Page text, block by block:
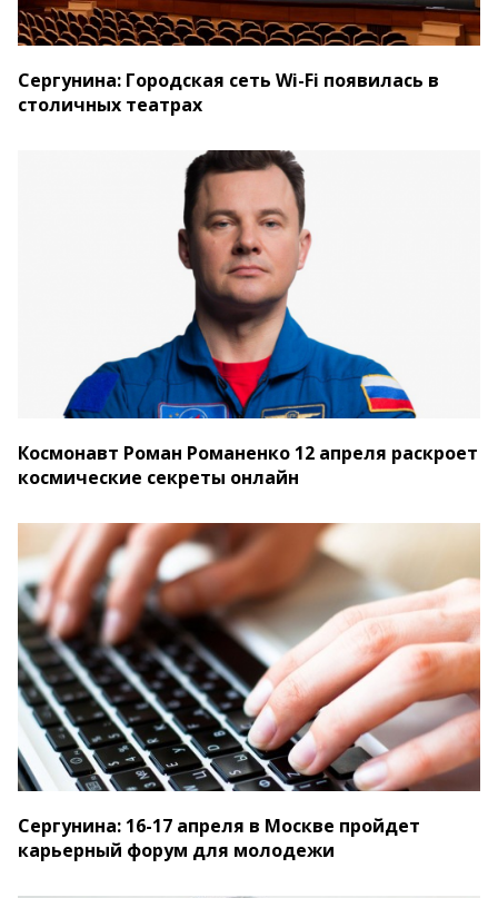
Сергунина: Городская сеть Wi-Fi появилась в
столичных театрах
Космонавт Роман Романенко 12 апреля раскроет
космические секреты онлайн
Сергунина: 16-17 апреля в Москве пройдет
карьерный форум для молодежи